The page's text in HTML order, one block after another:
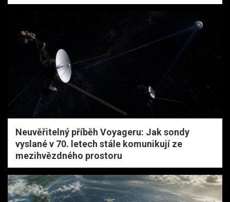
Neuvěřitelný příběh Voyageru: Jak sondy
vyslané v 70. letech stále komunikují ze
mezihvězdného prostoru